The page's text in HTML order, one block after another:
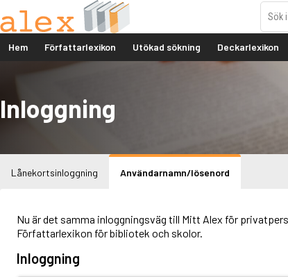
Hem Författarlexikon Utökad sökning Deckarlexikon
Inloggning
Lånekortsinloggning Användarnamn/lösenord
Nu är det samma inloggningsväg till Mitt Alex för
Författarlexikon för bibliotek och skolor.
Inloggning